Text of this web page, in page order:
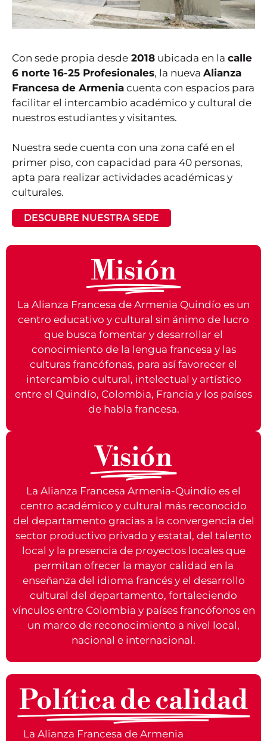
Con sede propia desde 2018 ubicada en la calle
6 norte 16-25 Profesionales, la nueva Alianza
Francesa de Armenia cuenta con espacios para
facilitar el intercambio académico y cultural de
nuestros estudiantes y visitantes.
Nuestra sede cuenta con una zona café en el
primer piso, con capacidad para 40 personas,
apta para realizar actividades académicas y
culturales.
DESCUBRE NUESTRA SEDE
Misión
La Alianza Francesa de Armenia Quindío es un
centro educativo y cultural sin ánimo de lucro
que busca fomentar y desarrollar el
conocimiento de la lengua francesa y las
culturas francófonas, para así favorecer el
intercambio cultural, intelectual y artístico
entre el Quindío, Colombia, Francia y los países
de habla francesa.
Visión
La Alianza Francesa Armenia-Quindío es el
centro académico y cultural más reconocido
del departamento gracias a la convergencia del
sector productivo privado y estatal, del talento
local y la presencia de proyectos locales que
permitan ofrecer la mayor calidad en la
enseñanza del idioma francés y el desarrollo
cultural del departamento, fortaleciendo
vínculos entre Colombia y países francófonos en
un marco de reconocimiento a nivel local,
nacional e internacional.
Política de calidad
La Alianza Francesa de Armenia